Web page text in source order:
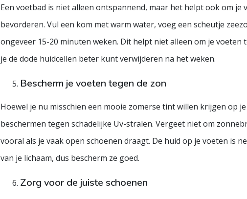
Een voetbad is niet alleen ontspannend, maar het helpt ook om
bevorderen. Vul een kom met warm water, voeg een scheutje
ongeveer 15-20 minuten weken. Dit helpt niet alleen om je
je de dode huidcellen beter kunt verwijderen na het weken.
Bescherm je voeten tegen de zon
Hoewel je nu misschien een mooie zomerse tint willen krijgen op
beschermen tegen schadelijke Uv-stralen. Vergeet niet om
vooral als je vaak open schoenen draagt. De huid op je voeten is
van je lichaam, dus bescherm ze goed.
Zorg voor de juiste schoenen